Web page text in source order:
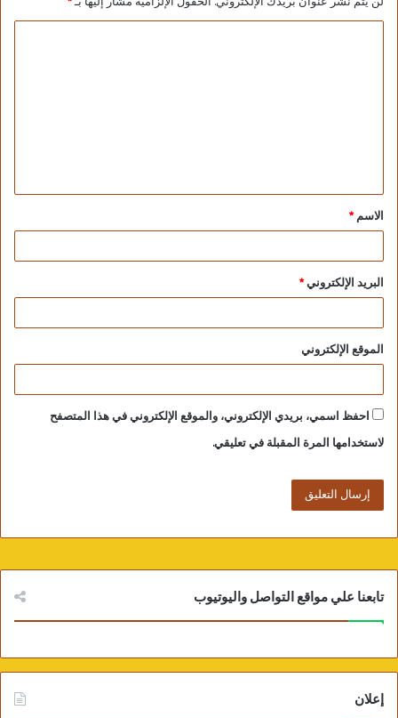
الاسم*
البريد الإلكتروني*
الموقع الإلكتروني
احفظ اسمي، بريدي الإلكتروني، والموقع الإلكتروني في هذا المتصفح
لاستخدامها المرة المقبلة في تعليقي.
تابعنا علي مواقع التواصل واليوتيوب
إعلان